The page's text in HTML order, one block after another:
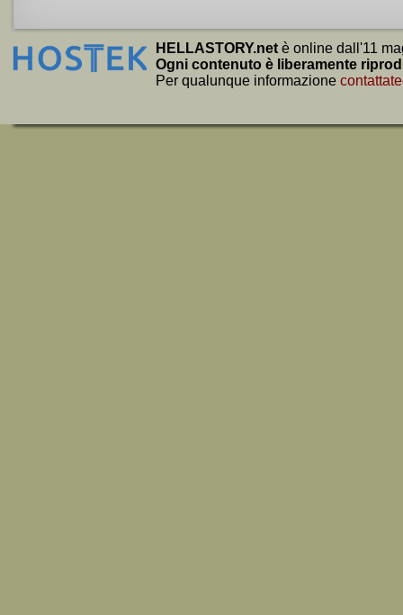
HELLASTORY.net è online dall'11
Ogni contenuto è liberamente
Per qualunque informazione